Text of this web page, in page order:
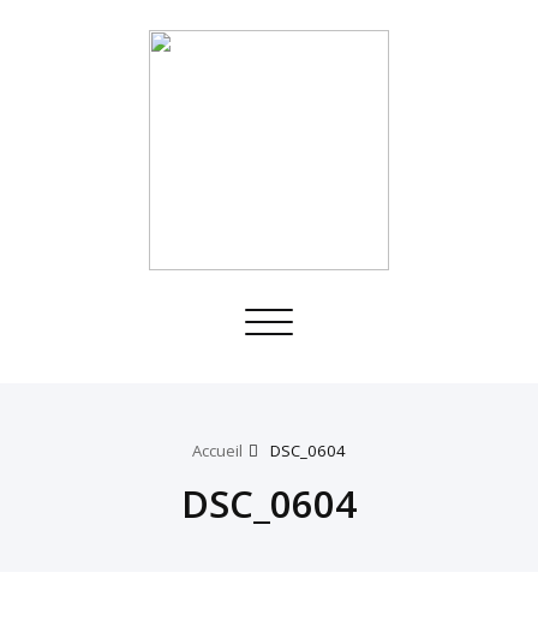
Toggle
Accueil DSC_0604
DSC_0604